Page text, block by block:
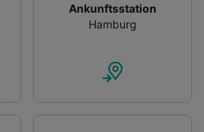
Ankunftsstation
Hamburg